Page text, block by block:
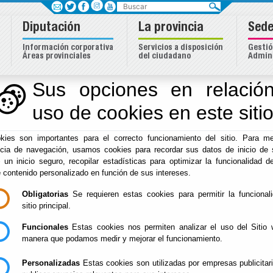
Sus opciones en
uso de cookies en este sitio
son importantes para el correcto funcionamiento del sitio. Para
de navegación, usamos cookies para recordar sus datos de inicio de
un inicio seguro, recopilar estadísticas para optimizar la funcionalidad
contenido personalizado en función de sus intereses.
Obligatorias Se requieren estas cookies para permitir la
sitio principal.
Funcionales Estas cookies nos permiten analizar el uso del Sitio
manera que podamos medir y mejorar el funcionamiento.
Personalizadas Estas cookies son utilizadas por empresas
Almería
Inicio - Sede Electrónica. Calendario Oficial
Sede Electrónica.
CALENDARIO OFICIAL SEDE
El calendario oficial de la Sede
http://www.bédar.eso
Buscar
Diputación
Información corporativa
Áreas provinciales
La provincia
Servicios a disposición
del ciudadano